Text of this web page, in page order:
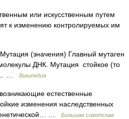
или искусственным путем
к изменению контролируемых им
(значения) Главный мутаген
ДНК. Мутация стойкое (то
…
Википедия
естественные
изменения наследственных
…
Большая советская